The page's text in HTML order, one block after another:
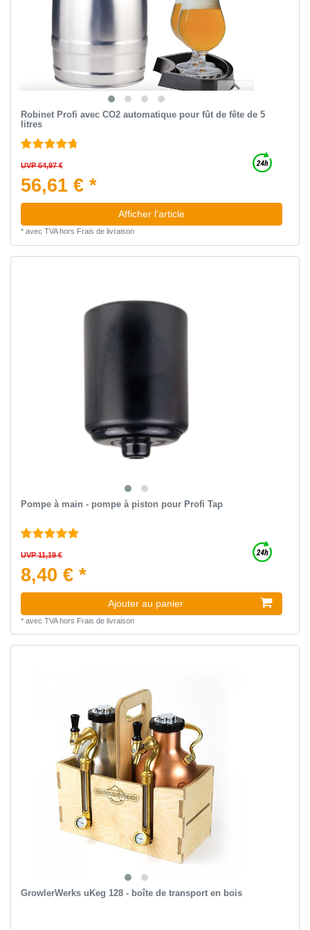
Robinet Profi avec CO2 automatique pour fût de fête de 5
litres
UVP 64,97 €
56,61 € *
Afficher l’article
* avec TVAhors Frais de livraison
Pompe à main - pompe à piston pour Profi Tap
UVP 11,19 €
8,40 € *
Ajouter au panier
* avec TVAhors Frais de livraison
GrowlerWerks uKeg 128 - boîte de transport en bois